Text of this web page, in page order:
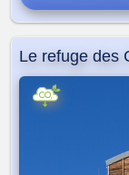
On y va
Le refuge des